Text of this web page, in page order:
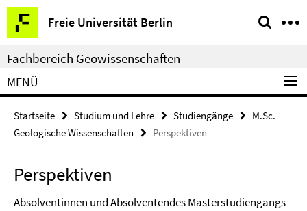
Springe
direkt
zu
Inhalt
Freie Universität Berlin
Service-
Navigation
Fachbereich Geowissenschaften
MENÜ
Startseite Studium und Lehre Studiengänge
M.Sc.
Geologische Wissenschaften
Perspektiven
Perspektiven
Absolventinnen und Absolventendes Masterstudiengangs